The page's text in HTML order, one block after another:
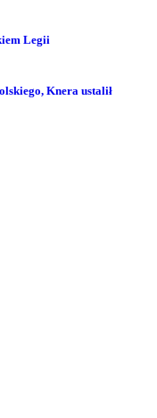
Legii
Knera ustalił